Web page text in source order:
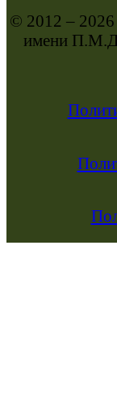
© 2012 – 2026
имени